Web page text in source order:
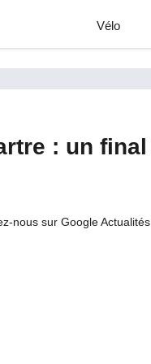
Vélo
: un final
nous sur Google Actualités